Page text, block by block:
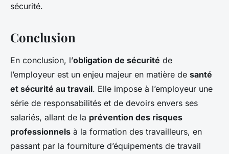
sécurité.
Conclusion
En conclusion, l’obligation de sécurité de
l’employeur est un enjeu majeur en matière de santé
et sécurité au travail. Elle impose à l’employeur une
série de responsabilités et de devoirs envers ses
salariés, allant de la prévention des risques
professionnels à la formation des travailleurs, en
passant par la fourniture d’équipements de travail